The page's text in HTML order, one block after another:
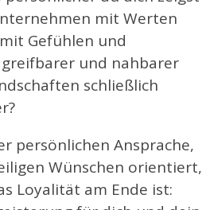
mit Werten
Gefühlen und
und nahbarer
schließlich
persönlichen Ansprache,
Wünschen orientiert,
Loyalität am Ende ist: